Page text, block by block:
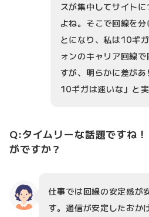
スが集中してサイト
よね。そこで回線を
とになり、私は10ギ
ォンのキャリア回線
すが、明らかに差が
10ギガは速いな」と実
Q:タイムリーな話題ですね
がですか？
仕事では回線の安定感が
す。通信が安定したおか